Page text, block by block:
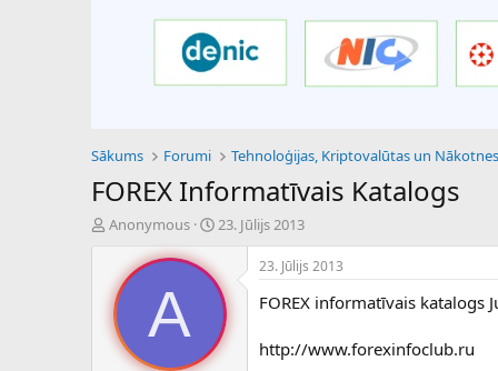
Sākums Forumi
FOREX Informatīvais Katalogs
P
e
d
e
Anonymous
S
u
m
a
d
23. Jūlijs 2013
A
23. Jūlijs 2013
FOREX informatīvais katalogs
http://www.forexinfoclub.ru